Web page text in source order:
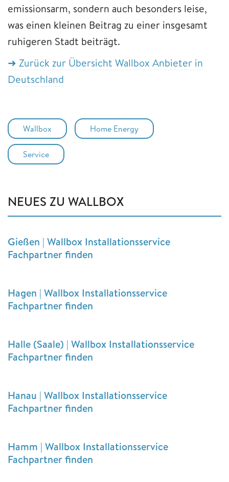
emissionsarm, sondern auch besonders leise,
was einen kleinen Beitrag zu einer insgesamt
ruhigeren Stadt beiträgt.
➜ Zurück zur Übersicht Wallbox Anbieter in
Deutschland
Wallbox Home Energy
Service
NEUES ZU WALLBOX
Gießen | Wallbox Installationsservice
Fachpartner finden
Hagen | Wallbox Installationsservice
Fachpartner finden
Halle (Saale) | Wallbox Installationsservice
Fachpartner finden
Hanau | Wallbox Installationsservice
Fachpartner finden
Hamm | Wallbox Installationsservice
Fachpartner finden